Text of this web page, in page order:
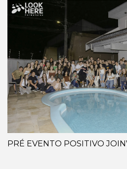
PRÉ EVENTO POSITIVO